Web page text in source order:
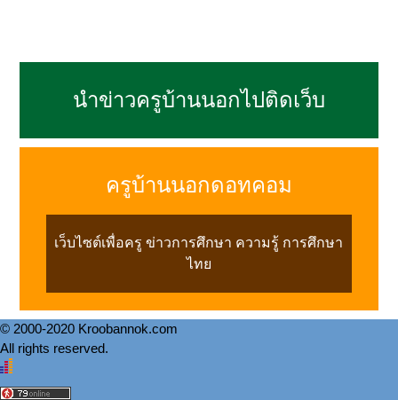
นำข่าวครูบ้านนอกไปติดเว็บ
ครูบ้านนอกดอทคอม
เว็บไซต์เพื่อครู ข่าวการศึกษา ความรู้ การศึกษา
ไทย
© 2000-2020 Kroobannok.com
All rights reserved.